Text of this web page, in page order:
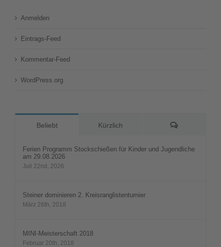
Anmelden
Eintrags-Feed
Kommentar-Feed
WordPress.org
Beliebt Kürzlich Kommentare
Ferien Programm Stockschießen für Kinder und Jugendliche
am 29.08.2026
Juli 22nd, 2026
Steiner dominieren 2. Kreisranglistenturnier
März 26th, 2018
MINI-Meisterschaft 2018
Februar 20th, 2018